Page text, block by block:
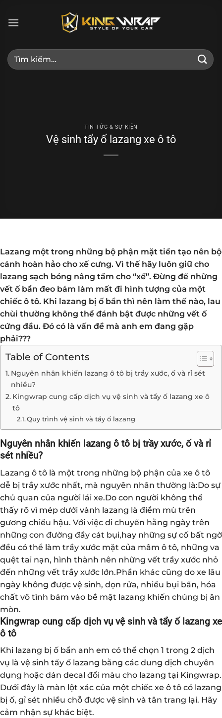
qua
Tìm
kiếm:
TIN TỨC & SỰ KIỆN
Vệ sinh tẩy ố lazang xe ô tô
Lazang một trong những bộ phận mặt tiền tạo nên bộ
cánh hoàn hảo cho xế cưng. Vì thế hãy luôn giữ cho
lazang sạch bóng nâng tầm cho “xế”. Đừng để những
vết ố bẩn đeo bám làm mất đi hình tượng của một
chiếc ô tô. Khi lazang bị ố bẩn thì nên làm thế nào, lau
chùi thường không thể đánh bật được những vết ố
cứng đầu. Đó có là vấn đề mà anh em đang gặp
phải???
Table of Contents
Nguyên nhân khiến lazang ô tô bị trầy xước, ố và rỉ sét
nhiều?
Kingwrap cung cấp dịch vụ vệ sinh và tẩy ố lazang xe ô
tô
Quy trình vệ sinh và tẩy ố lazang
Nguyên nhân khiến lazang ô tô bị trầy xước, ố và rỉ
sét nhiều?
Lazang ô tô là một trong những bộ phận của xe ô tô
dễ bị trầy xước nhất, mà nguyên nhân thường là:Do sự
chủ quan của người lái xe.Do con người không thể
thấy rõ vì mép dưới vành lazang là điểm mù trên
gương chiếu hậu. Với việc di chuyển hằng ngày trên
những con đường đầy cát bụi,hay những sự cố bất ngờ
đều có thể làm trầy xước mặt của mâm ô tô, những va
quệt tai nạn, hình thành nên những vết trầy xước nhỏ
đến những vết trầy xước lớn.Phần khác cũng do xe lâu
ngày không được vệ sinh, dọn rửa, nhiều bụi bẩn, hóa
chất vô tình bám vào bề mặt lazang khiến chúng bị ăn
mòn.
Kingwrap cung cấp dịch vụ vệ sinh và tẩy ố lazang xe
ô tô
Khi lazang bị ố bẩn anh em có thể chọn 1 trong 2 dịch
vụ là vệ sinh tẩy ố lazang bằng các dung dịch chuyên
dụng hoặc dán decal đổi màu cho lazang tại Kingwrap.
Dưới đây là màn lột xác của một chiếc xe ô tô có lazang
bị ố, gỉ sét nhiều chỗ được vệ sinh và tân trang lại. Hãy
cảm nhận sự khác biệt.